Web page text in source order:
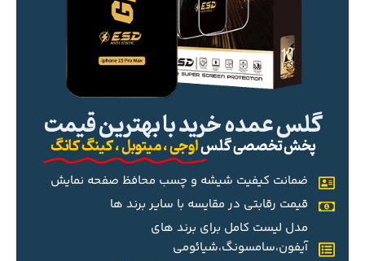
گلس عمده خرید با بهترین قیمت
پخش تخصصی گلساوجی ، میتوبل ، کینگ کانگ
ضمانت کیفیت شیشه و چسب محافظ صفحه نمایش
قیمت رقابتی در مقایسه با سایر برند ها
مدل لیست کامل برای برند های
آیفون،سامسونگ،شیائومی